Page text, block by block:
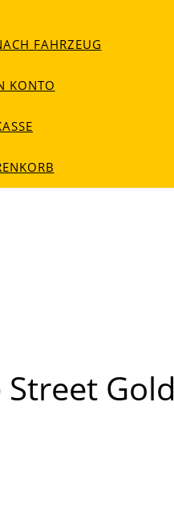
FAHRZEUG
KONTO
Gold